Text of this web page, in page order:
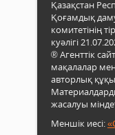
Қазақстан
Қоғамдық
комитетінің
куәлігі
® Агенттік
мақалалар
авторлық
жасалуы
Меншік иесі: